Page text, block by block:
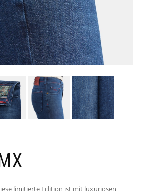
limitierte Edition ist mit luxuriösen